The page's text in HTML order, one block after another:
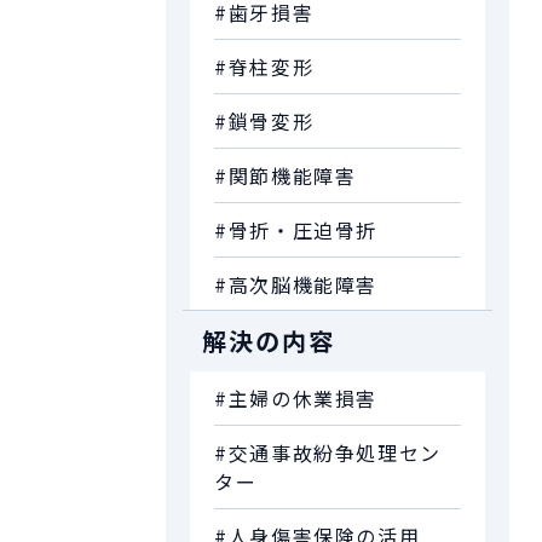
#歯牙損害
#脊柱変形
#鎖骨変形
#関節機能障害
#骨折・圧迫骨折
#高次脳機能障害
解決の内容
#主婦の休業損害
#交通事故紛争処理セン
ター
#人身傷害保険の活用